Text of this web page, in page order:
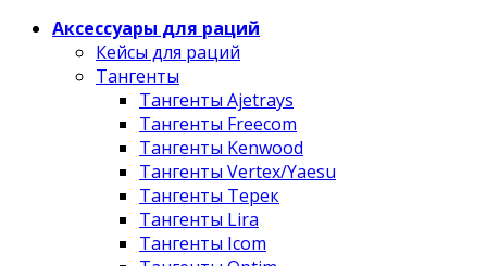
Аксессуары для раций
Кейсы для раций
Тангенты
Тангенты Ajetrays
Тангенты Freecom
Тангенты Kenwood
Тангенты Vertex/Yaesu
Тангенты Терек
Тангенты Lira
Тангенты Icom